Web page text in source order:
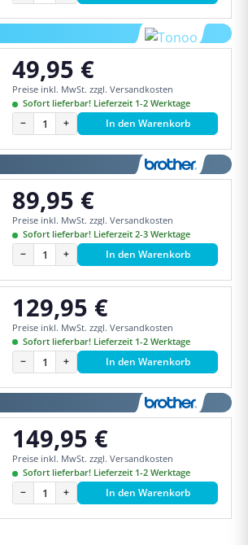
Regulärer Preis:
49,95 €
Preise inkl. MwSt. zzgl. Versandkosten
Sofort lieferbar! Lieferzeit 1-2 Werktage
− + In den Warenkorb
Regulärer Preis:
89,95 €
Preise inkl. MwSt. zzgl. Versandkosten
Sofort lieferbar! Lieferzeit 2-3 Werktage
− + In den Warenkorb
Regulärer Preis:
129,95 €
Preise inkl. MwSt. zzgl. Versandkosten
Sofort lieferbar! Lieferzeit 1-2 Werktage
− + In den Warenkorb
Regulärer Preis:
149,95 €
Preise inkl. MwSt. zzgl. Versandkosten
Sofort lieferbar! Lieferzeit 1-2 Werktage
− + In den Warenkorb